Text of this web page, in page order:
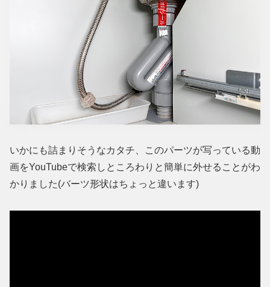
いかにも詰まりそうなカタチ、このパーツが写っている動
画をYouTubeで検索しところわりと簡単に外せることがわ
かりました(バーツ形状はちょっと違います)